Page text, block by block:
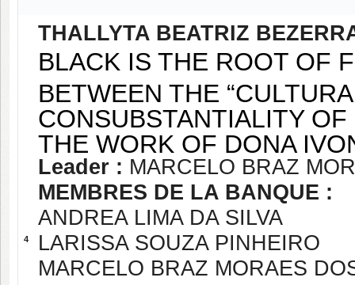
4
THALLYTA BEATRIZ
BLACK IS THE ROOT OF
BETWEEN THE
CONSUBSTANTIALITY
THE WORK OF DONA
Leader : MARCELO BRAZ
MEMBRES DE LA BANQUE :
ANDREA LIMA DA SILVA
LARISSA SOUZA PINHEIRO
MARCELO BRAZ MORAES